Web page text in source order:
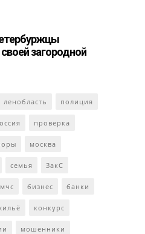
загородной
ленобласть полиция
проверка
москва
семья ЗакС
мчс бизнес банки
конкурс
мошенники